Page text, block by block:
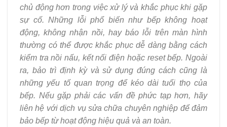
chủ động hơn trong việc xử lý và khắc phục khi gặp
sự cố. Những lỗi phổ biến như bếp không hoạt
động, không nhận nồi, hay báo lỗi trên màn hình
thường có thể được khắc phục dễ dàng bằng cách
kiểm tra nồi nấu, kết nối điện hoặc reset bếp. Ngoài
ra, bảo trì định kỳ và sử dụng đúng cách cũng là
những yếu tố quan trọng để kéo dài tuổi thọ của
bếp. Nếu gặp phải các vấn đề phức tạp hơn, hãy
liên hệ với dịch vụ sửa chữa chuyên nghiệp để đảm
bảo bếp từ hoạt động hiệu quả và an toàn.